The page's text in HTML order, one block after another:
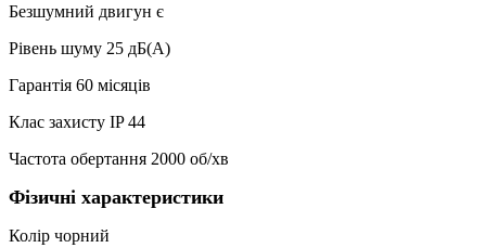
Безшумний двигун є
Рівень шуму 25 дБ(А)
Гарантія 60 місяців
Клас захисту IP 44
Частота обертання 2000 об/хв
Фізичні характеристики
Колір чорний